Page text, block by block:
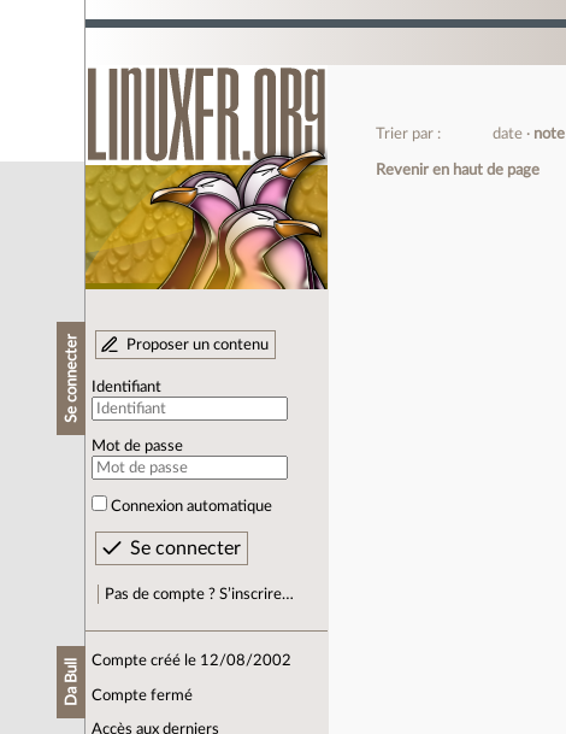
Se connecter Proposer un contenu
Identifiant
Mot de passe
Connexion automatique
Pas de compte ? S’inscrire…
Da Bull Compte créé le 12/08/2002
Compte fermé
Accès aux derniers
Trier par : date note
Revenir en haut de page